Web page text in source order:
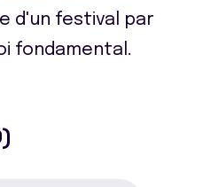
d'un festival par
fondamental.